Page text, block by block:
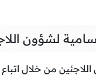
لشؤون
من خلال اتباع